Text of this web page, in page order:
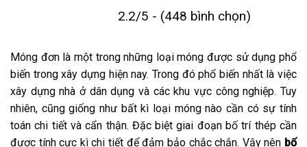
2.2/5 - (448 bình chọn)
Móng đơn là một trong những loại móng được sử dụng phổ
biến trong xây dựng hiện nay. Trong đó phổ biến nhất là việc
xây dựng nhà ở dân dụng và các khu vực công nghiệp. Tuy
nhiên, cũng giống như bất kì loại móng nào cần có sự tính
toán chi tiết và cẩn thận. Đặc biệt giai đoạn bố trí thép cần
được tính cực kì chi tiết để đảm bảo chắc chắn. Vậy nên bố